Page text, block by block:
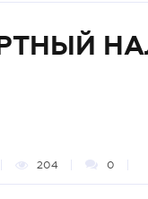
204 0